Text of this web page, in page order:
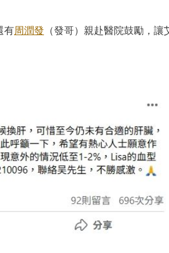
有周潤發 （發哥）親赴醫院鼓勵，讓